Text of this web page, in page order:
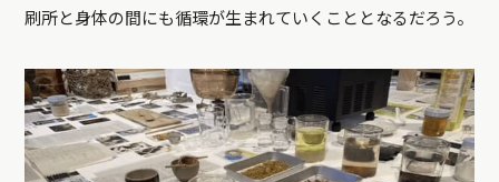
刷所と身体の間にも循環が生まれていくこととなるだろう。